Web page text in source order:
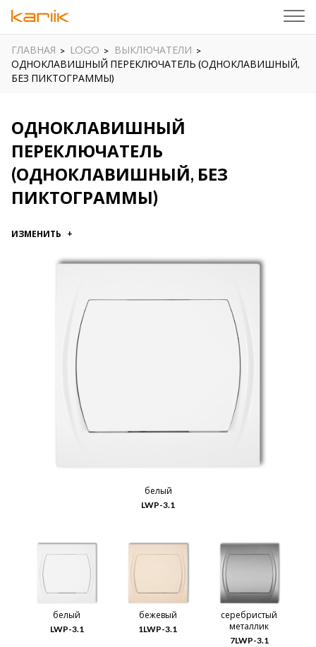
ГЛАВНАЯ LOGO
ВЫКЛЮЧАТЕЛИ
ОДНОКЛАВИШНЫЙ ПЕРЕКЛЮЧАТЕЛЬ (ОДНОКЛАВИШНЫЙ,
БЕЗ ПИКТОГРАММЫ)
ОДНОКЛАВИШНЫЙ
ПЕРЕКЛЮЧАТЕЛЬ
(ОДНОКЛАВИШНЫЙ, БЕЗ
ПИКТОГРАММЫ)
ИЗМЕНИТЬ
белый
LWP-3.1
белый
LWP-3.1
бежевый
1LWP-3.1
серебристый
металлик
7LWP-3.1